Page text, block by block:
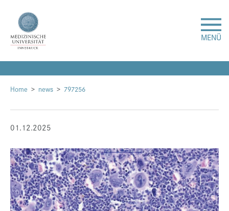
MENÜ
Forschung
Studium & Lehre
Über uns
Internationales
Home news 797256
01.12.2025